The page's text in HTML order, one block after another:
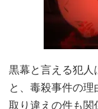
黒幕と言える犯
と、毒殺事件の理
取り違えの件も関